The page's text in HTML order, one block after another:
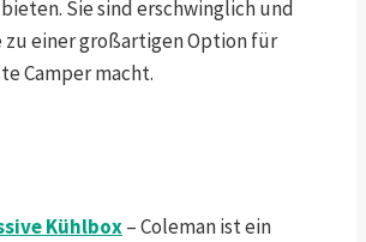
Sie sind erschwinglich und
zu einer großartigen Option für
Camper macht.
Kühlbox– Coleman ist ein